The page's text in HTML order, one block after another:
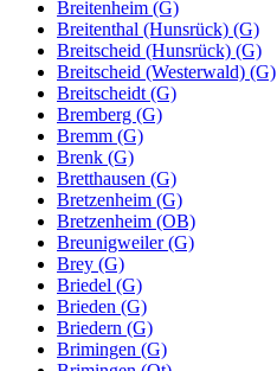
Breitenheim (G)
Breitenthal (Hunsrück) (G)
Breitscheid (Hunsrück) (G)
Breitscheid (Westerwald) (G)
Breitscheidt (G)
Bremberg (G)
Bremm (G)
Brenk (G)
Bretthausen (G)
Bretzenheim (G)
Bretzenheim (OB)
Breunigweiler (G)
Brey (G)
Briedel (G)
Brieden (G)
Briedern (G)
Brimingen (G)